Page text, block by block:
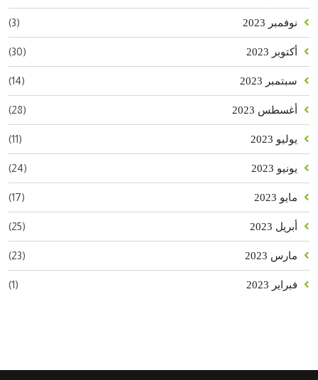
نوفمبر 2023 (3)
أكتوبر 2023 (30)
سبتمبر 2023 (14)
أغسطس 2023 (28)
يوليو 2023 (11)
يونيو 2023 (24)
مايو 2023 (17)
أبريل 2023 (25)
مارس 2023 (23)
فبراير 2023 (1)